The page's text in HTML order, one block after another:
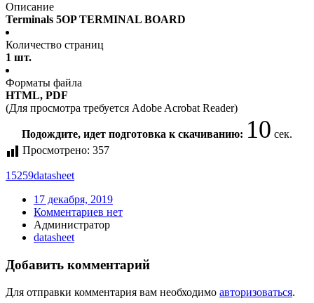
Описание
Terminals 5OP TERMINAL BOARD
Количество страниц
1 шт.
Форматы файла
HTML, PDF
(Для просмотра требуется Adobe Acrobat Reader)
Подождите, идет подготовка к скачиванию: 10 сек.
Просмотрено: 357
15259datasheet
17 декабря, 2019
Комментариев нет
Администратор
datasheet
Добавить комментарий
Для отправки комментария вам необходимо авторизоваться.